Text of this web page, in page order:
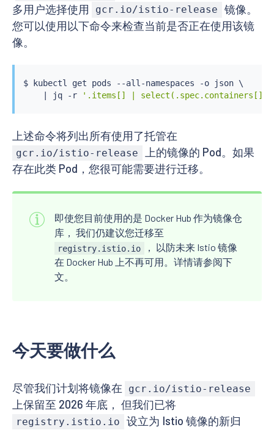
多用户选择使用
gcr.io/istio-release
镜像。
您可以使用以下命令来检查当前是否正在使用该镜
像。
$ kubectl
get pods --all-namespaces -o json \
jq -r '.items[] |
上述命令将列出所有使用了托管在
gcr.io/istio-release
上的镜像的 Pod。如果
存在此类 Pod，您很可能需要进行迁移。
即使您目前使用的是 Docker Hub 作为镜像仓
库， 我们仍建议您迁移至
registry.istio.io
， 以防未来 Istio 镜像
在 Docker Hub 上不再可用。详情请参阅下
文。
今天要做什么
尽管我们计划将镜像在 gcr.io/istio-release
上保留至 2026 年底， 但我们已将
registry.istio.io
设立为 Istio 镜像的新归